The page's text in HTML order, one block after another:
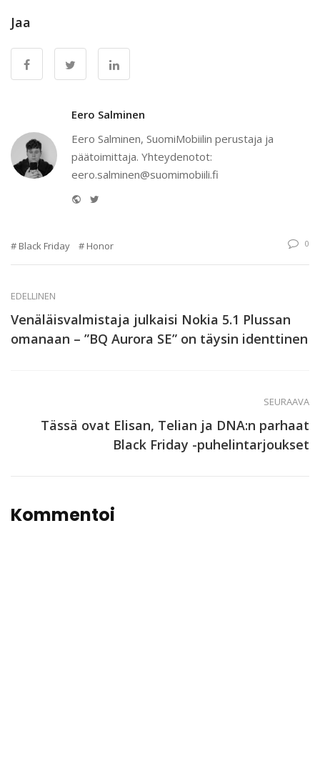
Jaa
Eero Salminen
Eero Salminen, SuomiMobiilin perustaja ja
päätoimittaja. Yhteydenotot:
eero.salminen@suomimobiili.fi
Website
Black Friday Honor 0
EDELLINEN
Venäläisvalmistaja julkaisi Nokia 5.1 Plussan
omanaan – ”BQ Aurora SE” on täysin identtinen
SEURAAVA
Tässä ovat Elisan, Telian ja DNA:n parhaat
Black Friday -puhelintarjoukset
Kommentoi